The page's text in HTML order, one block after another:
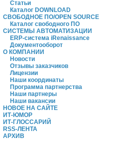
Статьи
Каталог DOWNLOAD
СВОБОДНОЕ ПО/OPEN SOURCE
Каталог свободного ПО
СИСТЕМЫ АВТОМАТИЗАЦИИ
ERP-система iRenaissance
Документооборот
О КОМПАНИИ
Новости
Отзывы заказчиков
Лицензии
Наши координаты
Программа партнерства
Наши партнеры
Наши вакансии
НОВОЕ НА САЙТЕ
ИТ-ЮМОР
ИТ-ГЛОССАРИЙ
RSS-ЛЕНТА
АРХИВ